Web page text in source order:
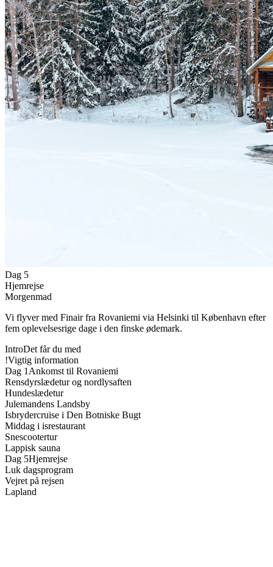
Dag 5
Hjemrejse
Morgenmad
Vi flyver med Finair fra Rovaniemi via Helsinki til København efter
fem oplevelsesrige dage i den finske ødemark.
IntroDet får du med
!Vigtig information
Dag 1 Ankomst til Rovaniemi
Rensdyrslædetur og nordlysaften
Hundeslædetur
Julemandens Landsby
Isbrydercruise i Den Botniske Bugt
Middag i isrestaurant
Snescootertur
Lappisk sauna
Dag 5Hjemrejse
Luk dagsprogram
Vejret på rejsen
Lapland